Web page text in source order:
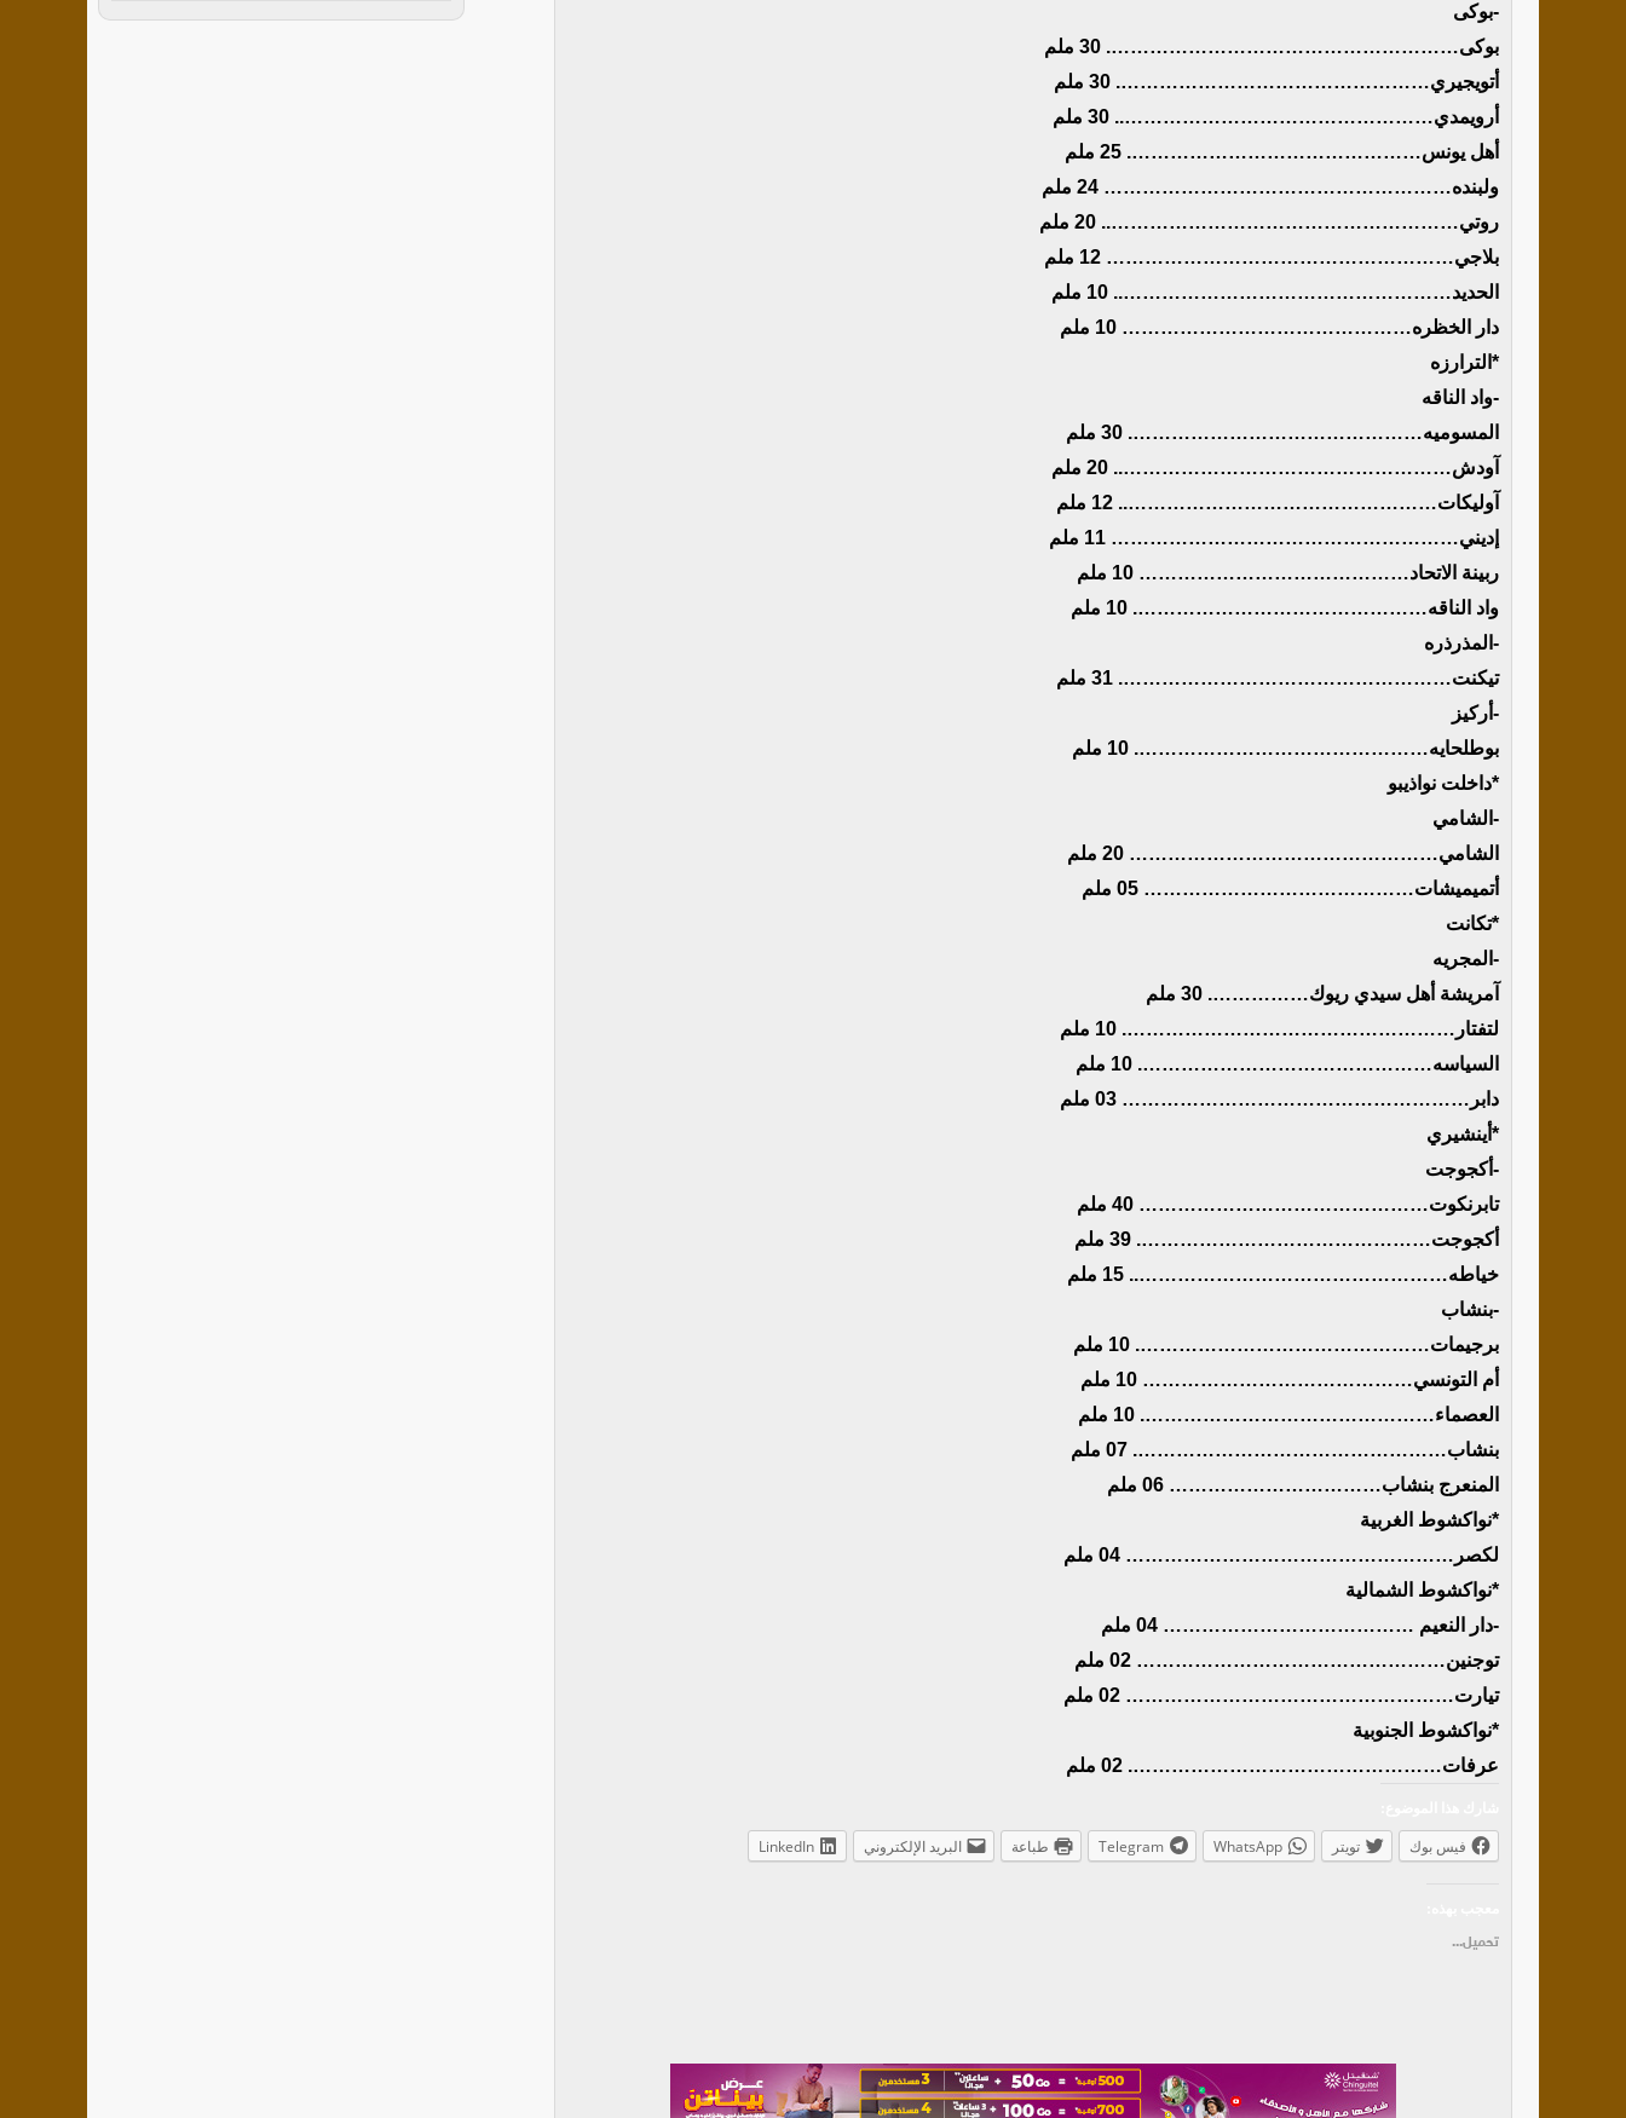
-بوكى
بوكى………………………………………………. 30 ملم
أتويجيري…………………………………………. 30 ملم
أرويمدي………………………………………….. 30 ملم
أهل يونس………………………………………. 25 ملم
ولبنده……………………………………………… 24 ملم
روتي……………………………………………….. 20 ملم
بلاجي……………………………………………… 12 ملم
الحديد…………………………………………….. 10 ملم
دار الخظره……………………………………… 10 ملم
*الترارزه
-واد الناقه
المسوميه………………………………………. 30 ملم
آودش…………………………………………….. 20 ملم
آوليكات………………………………………….. 12 ملم
إديني……………………………………………… 11 ملم
ربينة الاتحاد…………………………………… 10 ملم
واد الناقه………………………………………. 10 ملم
-المذرذره
تيكنت……………………………………………. 31 ملم
-أركيز
بوطلحايه………………………………………. 10 ملم
*داخلت نواذيبو
-الشامي
الشامي………………………………………… 20 ملم
أتميميشات…………………………………… 05 ملم
*تكانت
-المجريه
آمريشة أهل سيدي ريوك……………. 30 ملم
لتفتار……………………………………………. 10 ملم
السياسه………………………………………. 10 ملم
دابر……………………………………………… 03 ملم
*أينشيري
-أكجوجت
تابرنكوت……………………………………… 40 ملم
أكجوجت………………………………………. 39 ملم
خياطه………………………………………….. 15 ملم
-بنشاب
برجيمات………………………………………. 10 ملم
أم التونسي…………………………………… 10 ملم
العصماء………………………………………. 10 ملم
بنشاب…………………………………………. 07 ملم
المنعرج بنشاب…………………………… 06 ملم
*نواكشوط الغربية
لكصر…………………………………………… 04 ملم
*نواكشوط الشمالية
-دار النعيم ………………………………… 04 ملم
توجنين………………………………………… 02 ملم
تيارت…………………………………………… 02 ملم
*نواكشوط الجنوبية
عرفات…………………………………………. 02 ملم
فيس بوك تويتر WhatsApp
Telegram طباعة البريد الإلكتروني LinkedIn
تحميل...